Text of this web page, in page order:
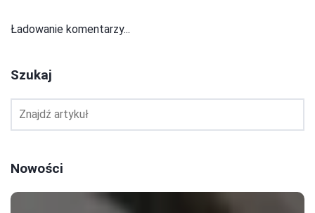
Ładowanie komentarzy...
Szukaj
Nowości